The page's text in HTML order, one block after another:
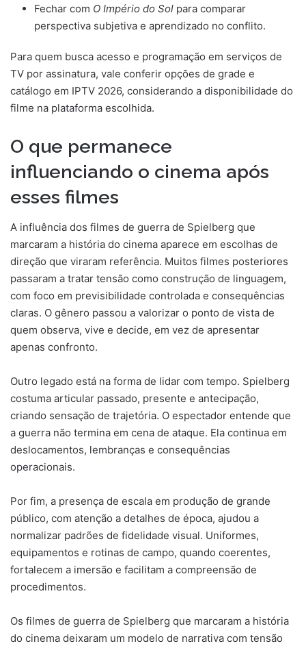
Fechar com O Império do Sol para comparar
perspectiva subjetiva e aprendizado no conflito.
Para quem busca acesso e programação em serviços de
TV por assinatura, vale conferir opções de grade e
catálogo em IPTV 2026, considerando a disponibilidade do
filme na plataforma escolhida.
O que permanece
influenciando o cinema após
esses filmes
A influência dos filmes de guerra de Spielberg que
marcaram a história do cinema aparece em escolhas de
direção que viraram referência. Muitos filmes posteriores
passaram a tratar tensão como construção de linguagem,
com foco em previsibilidade controlada e consequências
claras. O gênero passou a valorizar o ponto de vista de
quem observa, vive e decide, em vez de apresentar
apenas confronto.
Outro legado está na forma de lidar com tempo. Spielberg
costuma articular passado, presente e antecipação,
criando sensação de trajetória. O espectador entende que
a guerra não termina em cena de ataque. Ela continua em
deslocamentos, lembranças e consequências
operacionais.
Por fim, a presença de escala em produção de grande
público, com atenção a detalhes de época, ajudou a
normalizar padrões de fidelidade visual. Uniformes,
equipamentos e rotinas de campo, quando coerentes,
fortalecem a imersão e facilitam a compreensão de
procedimentos.
Os filmes de guerra de Spielberg que marcaram a história
do cinema deixaram um modelo de narrativa com tensão